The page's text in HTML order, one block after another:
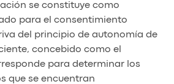
se constituye como
para el consentimiento
del principio de autonomía de
concebido como el
para determinar los
que se encuentran